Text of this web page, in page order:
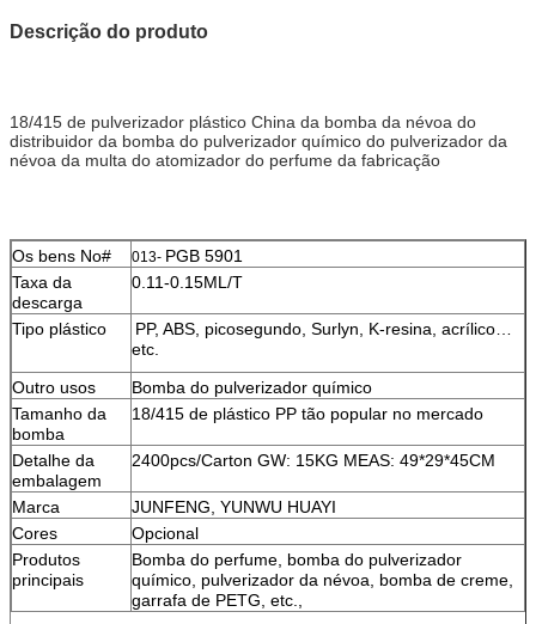
Descrição do produto
18/415 de pulverizador plástico China da bomba da névoa do
distribuidor da bomba do pulverizador químico do pulverizador da
névoa da multa do atomizador do perfume da fabricação
Os bens No# 013- PGB 5901
Taxa da
descarga
0.11-0.15ML/T
Tipo plástico
PP, ABS, picosegundo, Surlyn, K-resina, acrílico…
etc.
Outro usos
Bomba do pulverizador químico
Tamanho da
bomba
18/415 de plástico PP tão popular no mercado
Detalhe da
embalagem
2400pcs/Carton GW: 15KG MEAS: 49*29*45CM
Marca
JUNFENG, YUNWU HUAYI
Cores
Opcional
Produtos
principais
Bomba do perfume, bomba do pulverizador
químico, pulverizador da névoa, bomba de creme,
garrafa de PETG, etc.,